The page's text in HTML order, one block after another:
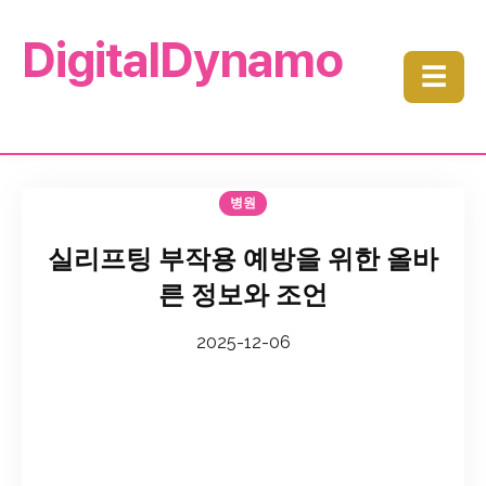
DigitalDynamo ☰
병원
실리프팅 부작용 예방을 위한 올바
른 정보와 조언
2025-12-06